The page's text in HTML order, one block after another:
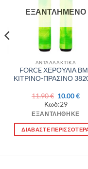
ΕΞΑΝΤΛΗΜΈΝΟ
ΑΝΤΑΛΛΑΚΤΙΚΑ
FORCE ΧΕΡΟΥΛΙΑ
ΚΙΤΡΙΝΟ-ΠΡΑΣΙΝΟ
11.90€ Original
price
was:
11.90 €.
10.00€Η
Κωδ:29
ΕΞΑΝΤΛΉΘΗΚΕ
ΔΙΑΒΆΣΤΕ